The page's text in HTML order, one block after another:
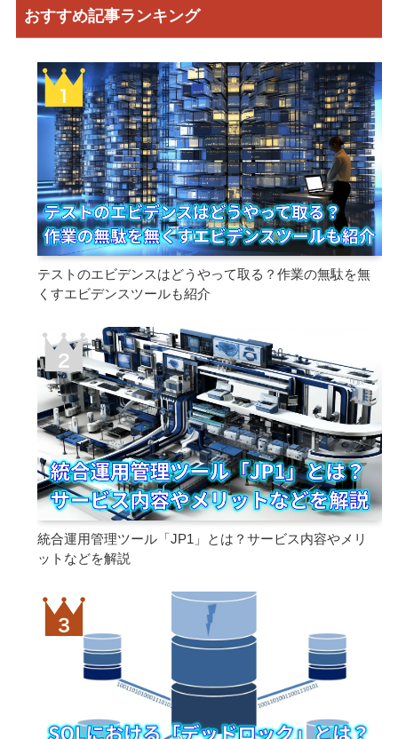
おすすめ記事ランキング
テストのエビデンスはどうやって取る？作業の無駄を無
くすエビデンスツールも紹介
統合運用管理ツール「JP1」とは？サービス内容やメリ
ットなどを解説